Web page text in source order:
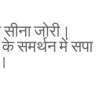
जोरी।
समर्थन में सपा